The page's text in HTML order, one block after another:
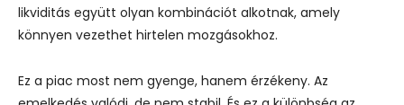
likviditás együtt olyan kombinációt alkotnak, amely
könnyen vezethet hirtelen mozgásokhoz.
Ez a piac most nem gyenge, hanem érzékeny. Az